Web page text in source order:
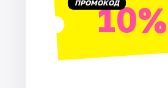
ПРОМОКОД10%